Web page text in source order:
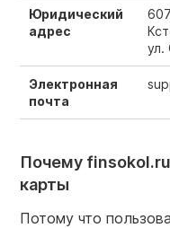
Юридический
адрес
ул.
Электронная
почта
Почему
карты
Потому что